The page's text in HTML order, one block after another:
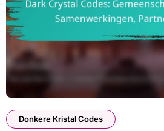
Donkere Kristal Codes